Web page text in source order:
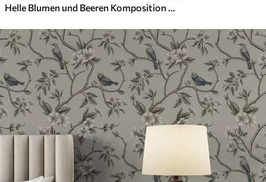
Helle Blumen und Beeren Komposition mit Papageien